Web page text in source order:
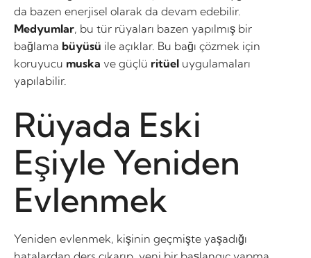
da bazen enerjisel olarak da devam edebilir.
Medyumlar, bu tür rüyaları bazen yapılmış bir
bağlama büyüsü ile açıklar. Bu bağı çözmek için
koruyucu muska ve güçlü ritüel uygulamaları
yapılabilir.
Rüyada Eski
Eşiyle Yeniden
Evlenmek
Yeniden evlenmek, kişinin geçmişte yaşadığı